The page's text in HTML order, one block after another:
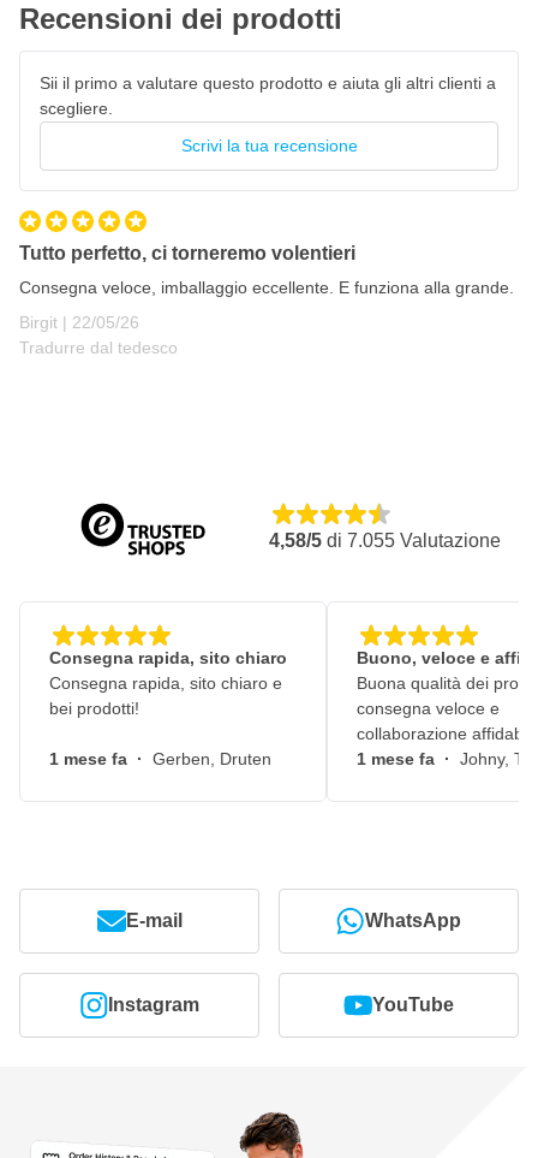
Recensioni dei prodotti
Sii il primo a valutare questo prodotto e aiuta gli altri clienti a
scegliere.
Scrivi la tua recensione
Tutto perfetto, ci torneremo volentieri
Consegna veloce, imballaggio eccellente. E funziona alla grande.
Birgit | 22 maggio 2026
22/05/26
Tradurre dal tedesco
4,58/5 di 7.055 Valutazione
Consegna rapida, sito chiaro
Consegna rapida, sito chiaro e
bei prodotti!
1 mese fa · Gerben, Druten
Buono, veloce e
Buona qualità dei
consegna veloce e
collaborazione
1 mese fa · Johny,
E-mail WhatsApp
Instagram YouTube